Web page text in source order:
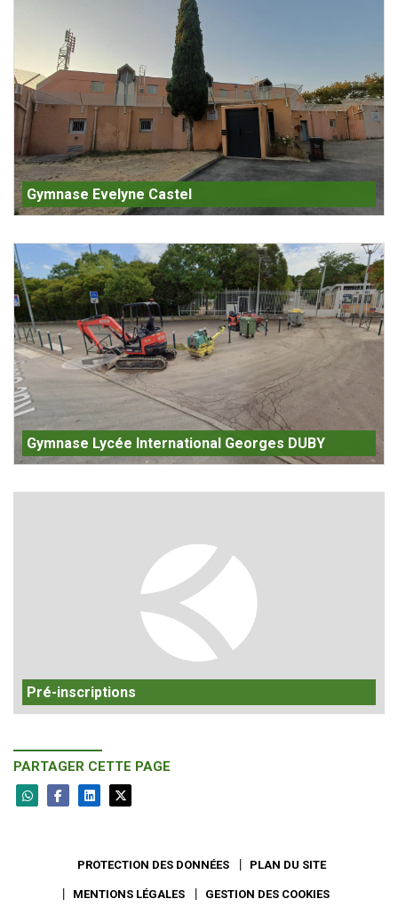
Gymnase Evelyne Castel
Gymnase Lycée International Georges DUBY
Pré-inscriptions
PARTAGER CETTE PAGE
PROTECTION DES DONNÉES PLAN DU SITE
MENTIONS LÉGALES GESTION DES COOKIES